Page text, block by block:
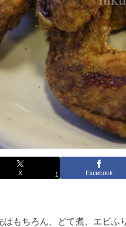
X 1 Facebook
もちろん、どて煮、エビ